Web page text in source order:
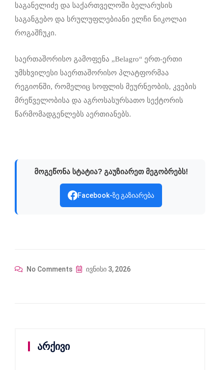
საგანელიძე და საქართველოში ბელარუსის
საგანგებო და სრულუფლებიანი ელჩი ნიკოლაი
როგაშჩუკი.
საერთაშორისო გამოფენა „Belagro“ ერთ-ერთი
უმსხვილესი საერთაშორისო პლატფორმაა
რეგიონში, რომელიც სოფლის მეურნეობის, კვების
მრეწველობისა და აგროსასურსათო სექტორის
წარმომადგენლებს აერთიანებს.
მოგეწონა სტატია? გაუზიარეთ მეგობრებს!
Facebook-ზე გაზიარება
No Comments ივნისი 3, 2026
არქივი